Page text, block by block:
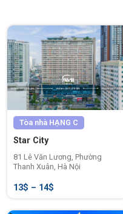
Tòa nhà HẠNG C
Star City
81 Lê Văn Lương, Phường
Thanh Xuân, Hà Nội
13$ – 14$